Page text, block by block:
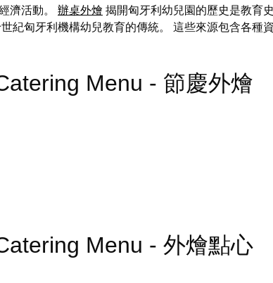
濟活動。 辦桌外燴 揭開匈牙利幼兒園的歷史是教育
匈牙利機構幼兒教育的傳統。 這些來源包含各種資
Menu - 節慶外燴
Menu - 外燴點心